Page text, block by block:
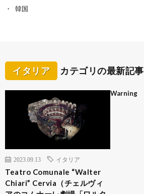
韓国
イタリア カテゴリの最新記事
2023.09.13 イタリア
Teatro Comunale “Walter
Chiari” Cervia（チェルヴィ
Warning